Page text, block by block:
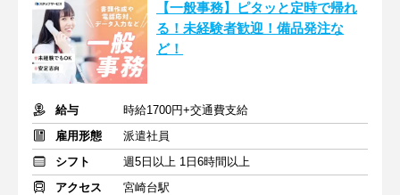
【一般事務】ピタッと定時で帰れ
る！未経験者歓迎！備品発注な
ど！
給与
時給1700円+交通費支給
雇用形態
派遣社員
シフト
週5日以上 1日6時間以上
アクセス
宮崎台駅